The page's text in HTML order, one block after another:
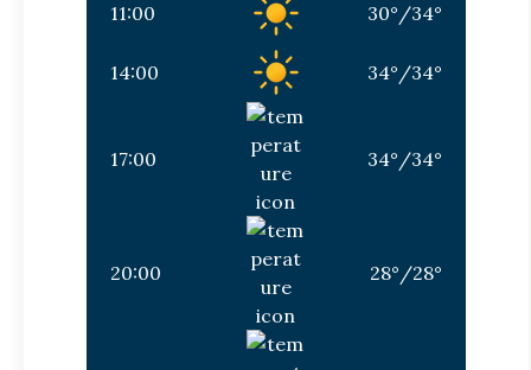
11:00 30°/34°
14:00 34°/34°
17:00 34°/34°
20:00 28°/28°